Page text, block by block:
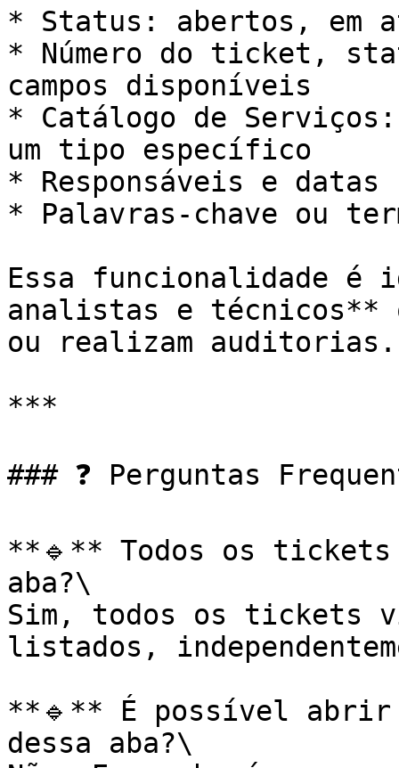
* Status: abertos, em
* Número do ticket,
campos disponíveis
* Catálogo de
um tipo específico
* Responsáveis e datas
* Palavras-chave ou
Essa funcionalidade é
analistas e técnicos**
ou realizam auditorias.
***
### ❓ Perguntas
**🔹** Todos os tickets
aba?\
Sim, todos os tickets
listados,
**🔹** É possível
dessa aba?\